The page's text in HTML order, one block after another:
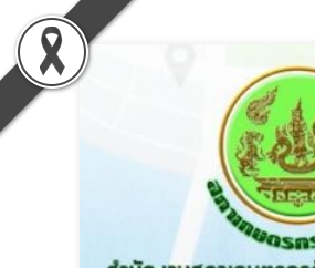
Skip
to
content